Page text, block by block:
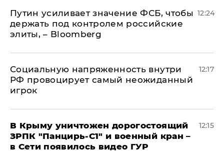
Путин усиливает значение ФСБ, чтобы
держать под контролем российские
элиты, – Bloomberg
12:24
Социальную напряженность внутри
РФ провоцирует самый неожиданный
игрок
12:17
В Крыму уничтожен дорогостоящий
ЗРПК "Панцирь-С1" и военный кран –
в Сети появилось видео ГУР
12:15